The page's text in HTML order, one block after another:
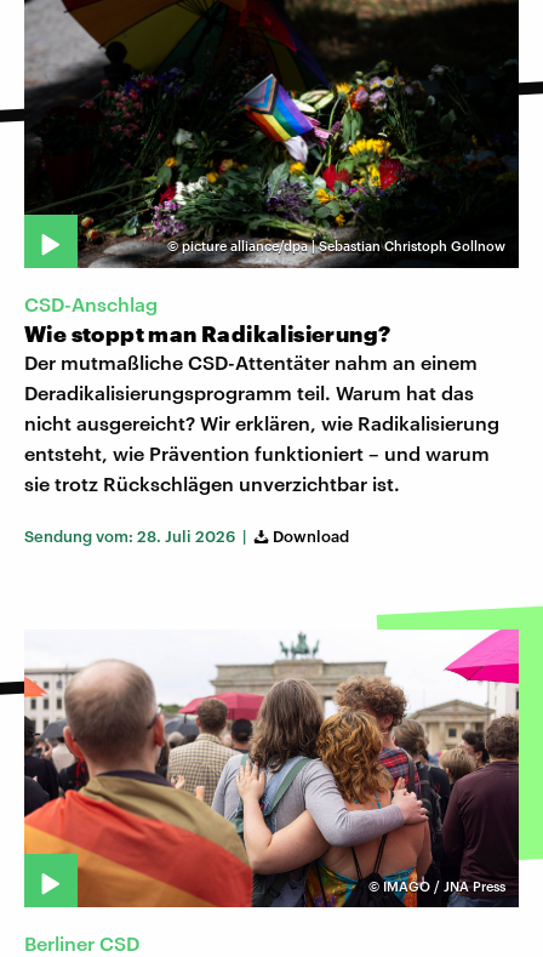
©picture alliance/dpa | Sebastian Christoph Gollnow
CSD-Anschlag
Wie stoppt man Radikalisierung?
Der mutmaßliche CSD-Attentäter nahm an einem
Deradikalisierungsprogramm teil. Warum hat das
nicht ausgereicht? Wir erklären, wie Radikalisierung
entsteht, wie Prävention funktioniert – und warum
sie trotz Rückschlägen unverzichtbar ist.
Sendung vom: 28. Juli 2026 | Download
© IMAGO / JNA Press
Berliner CSD